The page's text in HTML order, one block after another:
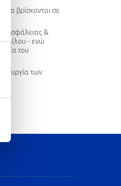
θα βρίσκονται σε
Ασφάλειας &
Ομίλου - ενώ
του
των